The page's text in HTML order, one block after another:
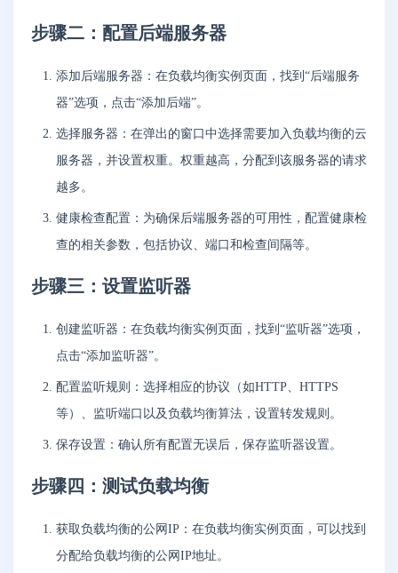
步骤二：配置后端服务器
添加后端服务器：在负载均衡实例页面，找到“后端服务
器”选项，点击“添加后端”。
选择服务器：在弹出的窗口中选择需要加入负载均衡的云
服务器，并设置权重。权重越高，分配到该服务器的请求
越多。
健康检查配置：为确保后端服务器的可用性，配置健康检
查的相关参数，包括协议、端口和检查间隔等。
步骤三：设置监听器
创建监听器：在负载均衡实例页面，找到“监听器”选项，
点击“添加监听器”。
配置监听规则：选择相应的协议（如HTTP、HTTPS
等）、监听端口以及负载均衡算法，设置转发规则。
保存设置：确认所有配置无误后，保存监听器设置。
步骤四：测试负载均衡
获取负载均衡的公网IP：在负载均衡实例页面，可以找到
分配给负载均衡的公网IP地址。